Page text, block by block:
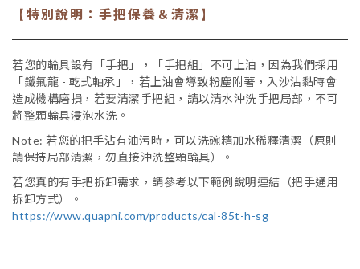
【 特別說明：手把保養＆清潔 】
若您的輪具設有「手把」，「手把組」不可上油，因為我們採用
「鐵氟龍 - 乾式軸承」，若上油會導致粉塵附著，入沙沾黏時會
造成機構磨損，若要清潔手把組，請以清水沖洗手把局部，不可
將整顆輪具浸泡水洗。
Note: 若您的把手沾有油污時，可以洗碗精加水稀釋清潔（原則
請保持局部清潔，勿直接沖洗整顆輪具）。
若您真的有手把拆卸需求，請參考以下範例說明連結（把手通用
拆卸方式）。
https://www.quapni.com/products/cal-85t-h-sg